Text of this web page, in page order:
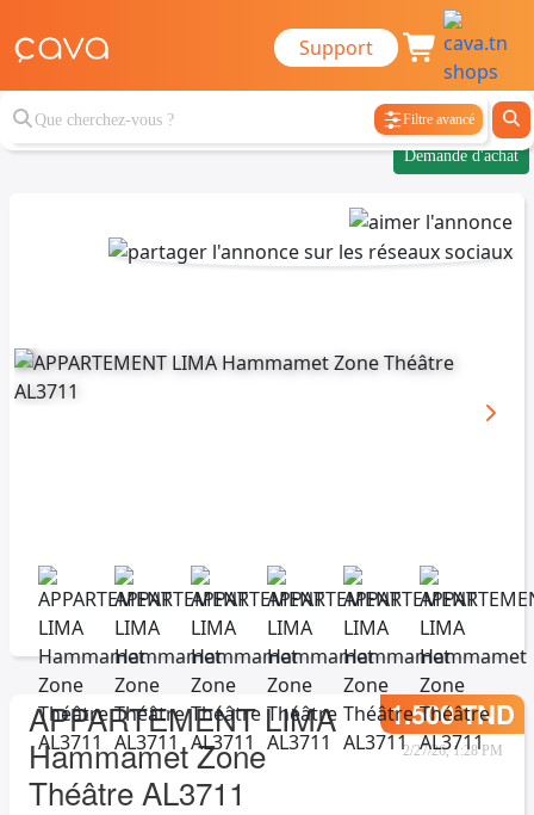
Support
Filtre avancé
Demande d'achat
APPARTEMENT LIMA
Hammamet Zone
Théâtre AL3711
1.500 TND
2/27/26, 1:28 PM